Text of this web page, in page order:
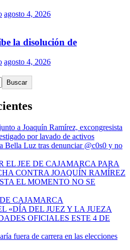
agosto 4, 2026
la disolución de
agosto 4, 2026
Buscar
a Joaquín Ramírez, excongresista
por lavado de activos
Bella Luz tras denunciar @c0s0 y no
EL JEE DE CAJAMARCA PARA
CONTRA JOAQUÍN RAMÍREZ
EL MOMENTO NO SE
CAJAMARCA
«DÍA DEL JUEZ Y LA JUEZA
OFICIALES ESTE 4 DE
fuera de carrera en las elecciones